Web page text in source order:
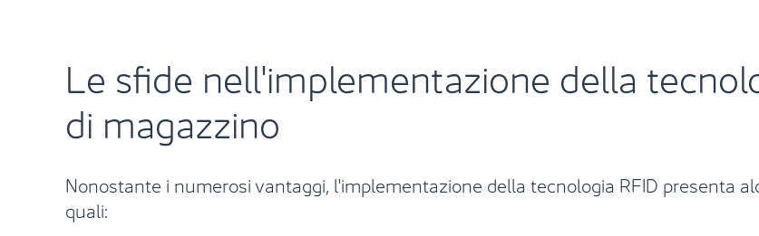
Le sfide nell'implementazione della
di magazzino
Nonostante i numerosi vantaggi, l'implementazione della tecnologia RFID presenta
quali: